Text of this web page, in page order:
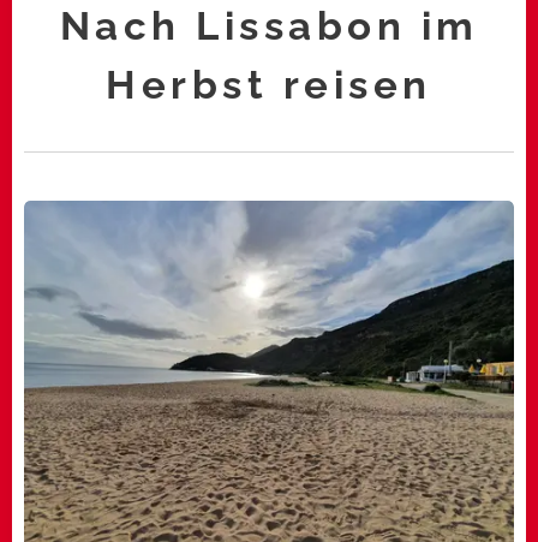
Nach Lissabon im
Herbst reisen